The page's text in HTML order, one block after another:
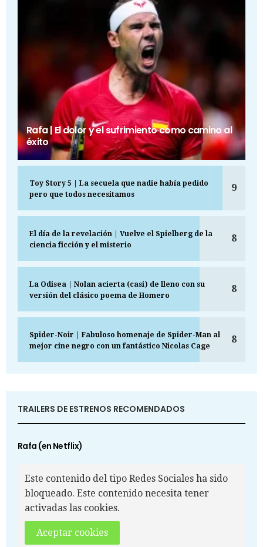
Rafa | El dolor y el sufrimiento como camino al
éxito
Toy Story 5 | La secuela que nadie había pedido
pero que todos necesitamos
9
El día de la revelación | Vuelve el Spielberg de la
ciencia ficción y el misterio
8
La Odisea | Nolan acierta (casi) de lleno con su
versión del clásico poema de Homero
8
Spider-Noir | Fabuloso homenaje de Spider-Man al
mejor cine negro con un fantástico Nicolas Cage
8
TRAILERS DE ESTRENOS RECOMENDADOS
Rafa (en Netflix)
Este contenido del tipo Redes Sociales ha sido
bloqueado. Este contenido necesita tener
activadas las cookies.
Aceptar cookies